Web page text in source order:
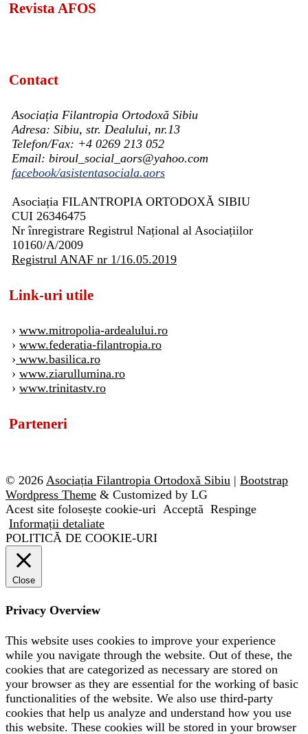
Revista AFOS
Contact
Asociația Filantropia Ortodoxă Sibiu
Adresa: Sibiu, str. Dealului, nr.13
Telefon/Fax: +4 0269 213 052
Email: biroul_social_aors@yahoo.com
facebook/asistentasociala.aors
Asociația FILANTROPIA ORTODOXĂ SIBIU
CUI 26346475
Nr înregistrare Registrul Național al Asociațiilor
10160/A/2009
Registrul ANAF nr 1/16.05.2019
Link-uri utile
› www.mitropolia-ardealului.ro
› www.federatia-filantropia.ro
› www.basilica.ro
› www.ziarullumina.ro
› www.trinitastv.ro
Parteneri
© 2026 Asociația Filantropia Ortodoxă Sibiu | Bootstrap
Wordpress Theme & Customized by LG
Acest site folosește cookie-uri Acceptă Respinge
Informații detaliate
POLITICĂ DE COOKIE-URI
Close
Privacy Overview
This website uses cookies to improve your experience
while you navigate through the website. Out of these, the
cookies that are categorized as necessary are stored on
your browser as they are essential for the working of basic
functionalities of the website. We also use third-party
cookies that help us analyze and understand how you use
this website. These cookies will be stored in your browser